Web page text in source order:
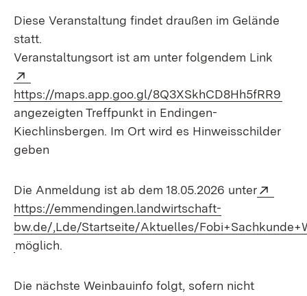
Diese Veranstaltung findet draußen im Gelände
statt.
Veranstaltungsort ist am unter folgendem Link
https://maps.app.goo.gl/8Q3XSkhCD8Hh5fRR9
angezeigten Treffpunkt in Endingen-
Kiechlinsbergen. Im Ort wird es Hinweisschilder
geben
Die Anmeldung ist ab dem 18.05.2026 unter
https://emmendingen.landwirtschaft-
bw.de/,Lde/Startseite/Aktuelles/
(Öffnet in neuem Fenster)
möglich.
Die nächste Weinbauinfo folgt, sofern nicht